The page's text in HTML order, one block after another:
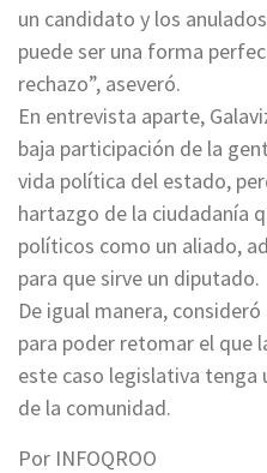
un candidato y los
puede ser una forma
rechazo”, aseveró.
En entrevista aparte,
baja participación de la
vida política del estado,
hartazgo de la ciudadanía
políticos como un aliado,
para que sirve un diputado.
De igual manera,
para poder retomar el que
este caso legislativa tenga
de la comunidad.
Por INFOQROO